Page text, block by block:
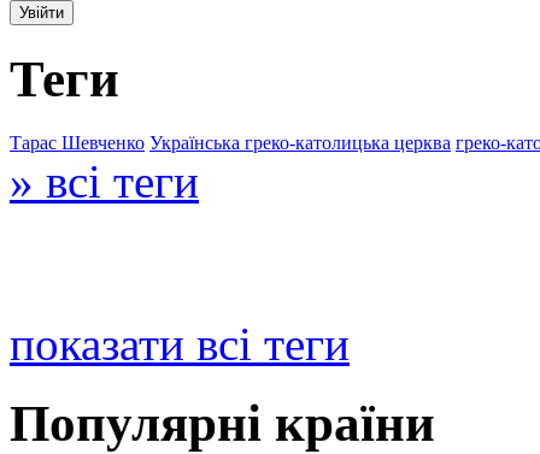
Теги
Тарас Шевченко Українська греко-католицька церква греко-
» всі теги
показати всі теги
Популярні країни